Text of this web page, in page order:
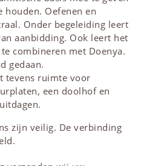
houden. Oefenen en
Onder begeleiding leert
aanbidding. Ook leert het
combineren met Doenya.
gedaan.
tevens ruimte voor
een doolhof en
zijn veilig. De verbinding